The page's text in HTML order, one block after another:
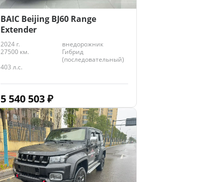
BAIC Beijing BJ60 Range
Extender
2024 г.
внедорожник
27500 км.
Гибрид
(последовательный)
403 л.с.
5 540 503₽